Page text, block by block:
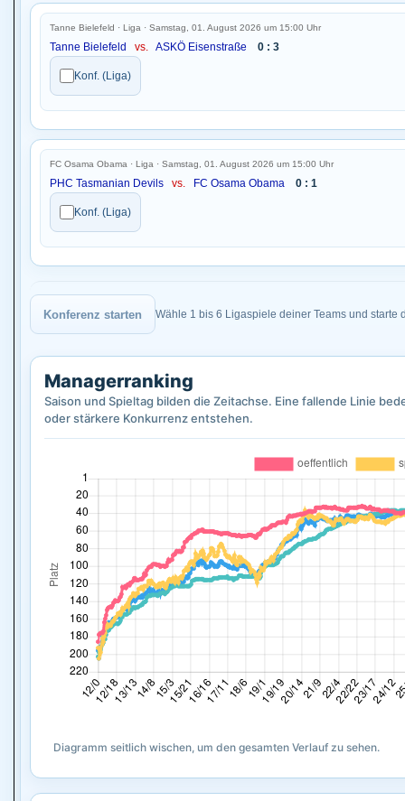
Tanne Bielefeld · Liga · Samstag, 01. August 2026 um 15:00 Uhr
Tanne Bielefeld vs. ASKÖ Eisenstraße 0 : 3
Konf. (Liga)
FC Osama Obama · Liga · Samstag, 01. August 2026 um 15:00 Uhr
PHC Tasmanian Devils vs. FC Osama Obama 0 : 1
Konf. (Liga)
Konferenz starten Wähle 1 bis 6 Ligaspiele deiner Teams und starte
Managerranking
Saison und Spieltag bilden die Zeitachse. Eine fallende Linie
oder stärkere Konkurrenz entstehen.
Diagramm seitlich wischen, um den gesamten Verlauf zu sehen.